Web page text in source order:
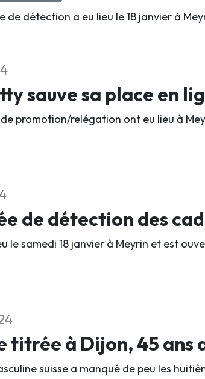
de détection a eu lieu le 18 janvier à
sauve sa place en
promotion/relégation ont eu lieu à
de détection des
le samedi 18 janvier à Meyrin et est
titrée à Dijon, 45 ans
suisse a manqué de peu les